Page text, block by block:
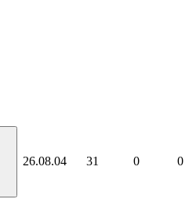
26.08.04 31 0 0